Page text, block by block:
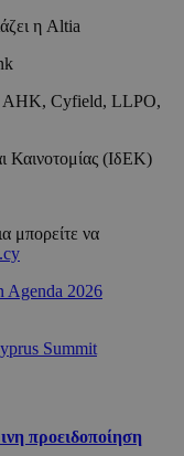
η Altia
AHK, Cyfield, LLPO,
Καινοτομίας (ΙδΕΚ)
μπορείτε να
Agenda 2026
Summit
προειδοποίηση